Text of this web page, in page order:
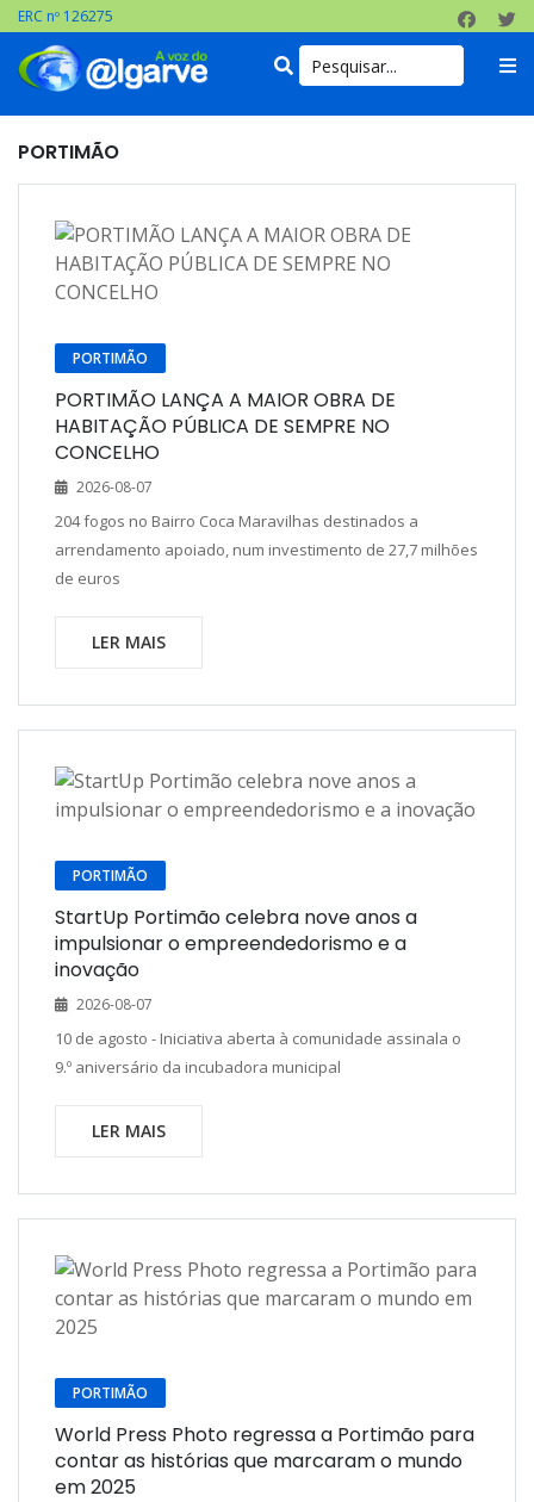
ERC nº 126275
PORTIMÃO
PORTIMÃO
PORTIMÃO LANÇA A MAIOR OBRA DE
HABITAÇÃO PÚBLICA DE SEMPRE NO
CONCELHO
2026-08-07
204 fogos no Bairro Coca Maravilhas destinados a
arrendamento apoiado, num investimento de 27,7 milhões
de euros
LER MAIS
PORTIMÃO
StartUp Portimão celebra nove anos a
impulsionar o empreendedorismo e a
inovação
2026-08-07
10 de agosto - Iniciativa aberta à comunidade assinala o
9.º aniversário da incubadora municipal
LER MAIS
PORTIMÃO
World Press Photo regressa a Portimão para
contar as histórias que marcaram o mundo
em 2025